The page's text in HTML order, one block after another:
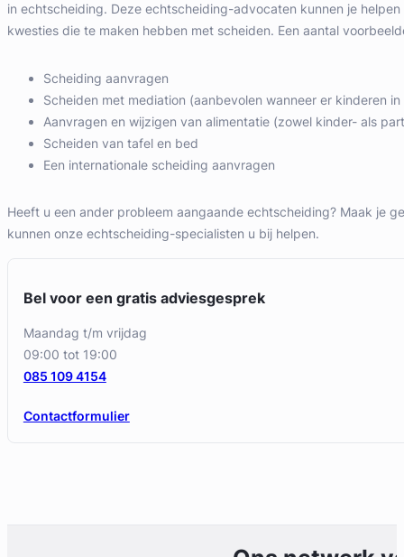
in echtscheiding. Deze echtscheiding-advocaten kunnen je helpen
kwesties die te maken hebben met scheiden. Een aantal
Scheiding aanvragen
Scheiden met mediation (aanbevolen wanneer er kinderen
Aanvragen en wijzigen van alimentatie (zowel kinder- als
Scheiden van tafel en bed
Een internationale scheiding aanvragen
Heeft u een ander probleem aangaande echtscheiding? Maak je
kunnen onze echtscheiding-specialisten u bij helpen.
Bel voor een gratis adviesgesprek
maandag t/m vrijdag
09:00 tot 19:00
Contactformulier
085 109 4154